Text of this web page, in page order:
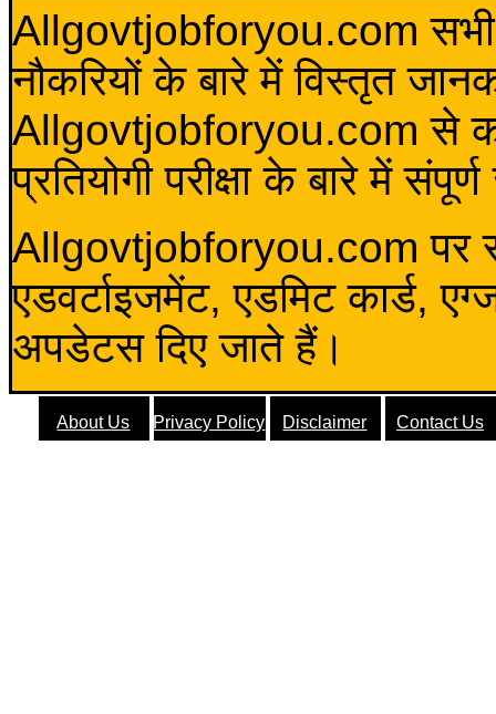
Allgovtjobforyou.com सभी
नौकरियों के बारे में विस्तृत
Allgovtjobforyou.com से कोई
प्रतियोगी परीक्षा के बारे में
Allgovtjobforyou.com पर
एडवर्टाइजमेंट, एडमिट कार्ड,
अपडेटस दिए जाते हैं।
About Us Privacy Policy Disclaimer Contact Us